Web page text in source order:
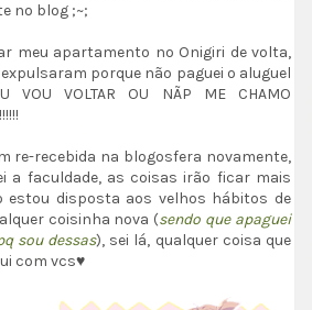
no blog ;~;
meu apartamento no Onigiri de volta,
porque não paguei o aluguel
VOLTAR OU NÃP ME CHAMO
re-recebida na blogosfera novamente,
a faculdade, as coisas irão ficar mais
estou disposta aos velhos hábitos de
coisinha nova (sendo que apaguei
sou dessas), sei lá, qualquer coisa que
com vcs♥